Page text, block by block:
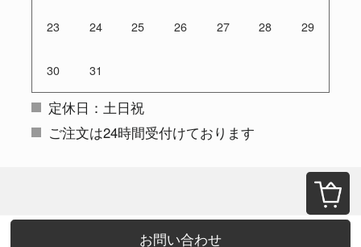
お問い合わせ
23 24 25 26 27 28 29
30 31
定休日：土日祝
ご注文は24時間受付けております